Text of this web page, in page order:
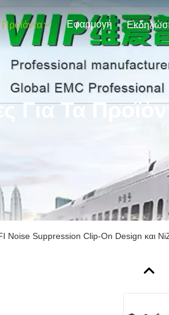
Προϊόντα Εφαρμογή
Για Τα
Suppression Clip-On Design και